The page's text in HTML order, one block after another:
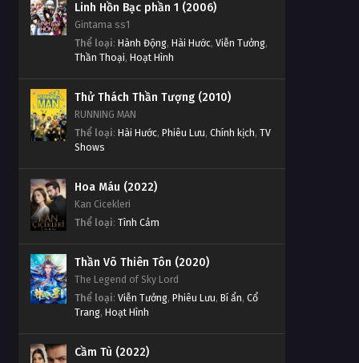
Thử Thách Thần Tượng Tập
Tập 707
Tập Tập 707
Thử Thách Thần Tượng Tập
Tập 706
Tập Tập 706
Tập 705
Tập Tập 705
Tập 704
Tập Tập 704
Thử Thách Thần Tượng Tập
Tập Tập 703
641
Thử Thách Thần Tượng Tập
640
Thử Thách Thần Tượng Tập
639
Tập 639
Thử Thách Thần Tượng Tập
638
Tập 638
637
Linh Hồn Bạc phần 1 (2006)
Gintama ss1
Thể loại: Hành Động, Hài Hước, Viễn Tưởng,
Thần Thoại, Hoạt Hình
Thử Thách Thần Tượng (2010)
RUNNING MAN
Thể loại: Hài Hước, Phiêu Lưu, Chính kịch, TV
Shows
Hoa Máu (2022)
Kan Cicekleri
Thể loại: Tình Cảm
Thần Võ Thiên Tôn (2020)
The Legend of Sky Lord
Thể loại: Viễn Tưởng, Phiêu Lưu, Bí ẩn, Cổ
Trang, Hoạt Hình
Cầm Tù (2022)